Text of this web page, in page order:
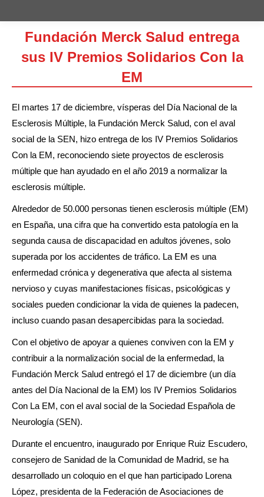
Fundación Merck Salud entrega
sus IV Premios Solidarios Con la
EM
El martes 17 de diciembre, vísperas del Día Nacional de la
Esclerosis Múltiple, la Fundación Merck Salud, con el aval
social de la SEN, hizo entrega de los IV Premios Solidarios
Con la EM, reconociendo siete proyectos de esclerosis
múltiple que han ayudado en el año 2019 a normalizar la
esclerosis múltiple.
Alrededor de 50.000 personas tienen esclerosis múltiple (EM)
en España, una cifra que ha convertido esta patología en la
segunda causa de discapacidad en adultos jóvenes, solo
superada por los accidentes de tráfico. La EM es una
enfermedad crónica y degenerativa que afecta al sistema
nervioso y cuyas manifestaciones físicas, psicológicas y
sociales pueden condicionar la vida de quienes la padecen,
incluso cuando pasan desapercibidas para la sociedad.
Con el objetivo de apoyar a quienes conviven con la EM y
contribuir a la normalización social de la enfermedad, la
Fundación Merck Salud entregó el 17 de diciembre (un día
antes del Día Nacional de la EM) los IV Premios Solidarios
Con La EM, con el aval social de la Sociedad Española de
Neurología (SEN).
Durante el encuentro, inaugurado por Enrique Ruiz Escudero,
consejero de Sanidad de la Comunidad de Madrid, se ha
desarrollado un coloquio en el que han participado Lorena
López, presidenta de la Federación de Asociaciones de